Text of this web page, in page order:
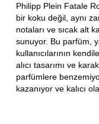
Philipp Plein Fatale
bir koku değil, aynı
notaları ve sıcak alt
sunuyor. Bu parfüm,
kullanıcılarının
alıcı tasarımı ve
parfümlere
kazanıyor ve kalıcı